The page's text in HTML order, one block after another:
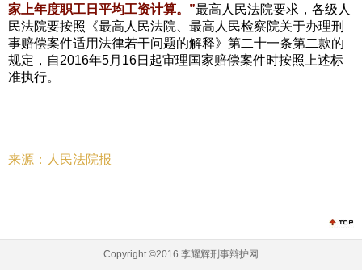
家上年度职工日平均工资计算。”最高人民法院要求，各级人
民法院要按照《最高人民法院、最高人民检察院关于办理刑
事赔偿案件适用法律若干问题的解释》第二十一条第二款的
规定，自2016年5月16日起审理国家赔偿案件时按照上述标
准执行。
来源：人民法院报
Copyright ©2016 李耀辉刑事辩护网